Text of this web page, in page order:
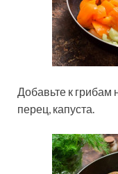
Добавьте к
перец, капуста.